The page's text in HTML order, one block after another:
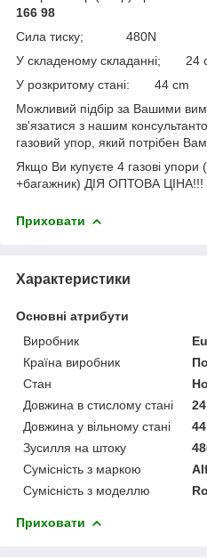
166 98
Сила тиску; 480N
У складеному складанні; 24
У розкритому стані: 44 cm
Можливий підбір за Вашими
зв'язатися з нашим
газовий упор, який потрібен
Якщо Ви купуєте 4 газові
+багажник) ДІЯ ОПТОВА ЦІНА!!!
Приховати
Характеристики
Основні атрибути
Виробник
Країна виробник
Стан
Довжина в стислому стані
Довжина у вільному стані
Зусилля на штоку
Сумісність з маркою
Сумісність з моделлю
Приховати